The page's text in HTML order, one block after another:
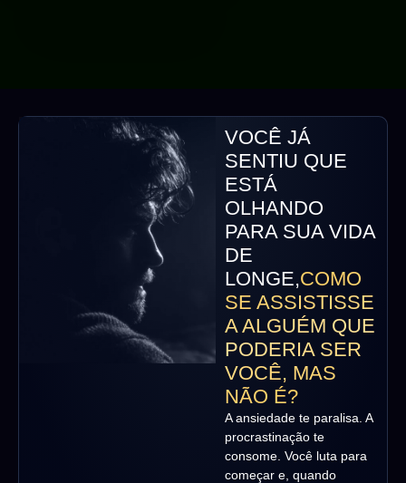
VOCÊ JÁ
SENTIU QUE
ESTÁ
OLHANDO
PARA SUA VIDA
DE
LONGE,COMO
SE ASSISTISSE
A ALGUÉM QUE
PODERIA SER
VOCÊ, MAS
NÃO É?
A ansiedade te paralisa. A
procrastinação te
consome. Você luta para
começar e, quando